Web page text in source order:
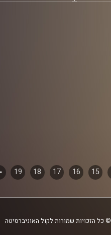
15
16
17
18
19
© כל הזכויות שמורות לקול האוניברסיטה